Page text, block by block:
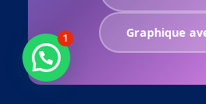
Graphique
Besoin d'aide ?
1